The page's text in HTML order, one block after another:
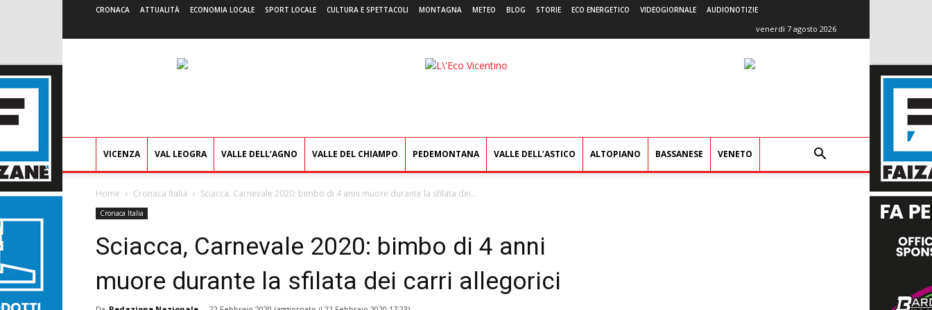
CRONACA ATTUALITÀ ECONOMIA LOCALE SPORT LOCALE CULTURA E SPETTACOLI MONTAGNA METEO BLOG STORIE ECO ENERGETICO VIDEOGIORNALE AUDIONOTIZIE
venerdì 7 agosto 2026
L'Eco
VICENZA VAL LEOGRA VALLE DELL’AGNO VALLE DEL CHIAMPO PEDEMONTANA VALLE DELL’ASTICO ALTOPIANO BASSANESE VENETO
Home Cronaca Italia Sciacca, Carnevale 2020: bimbo di 4 anni muore durante la sfilata dei...
Cronaca Italia
Sciacca, Carnevale 2020: bimbo di 4 anni
muore durante la sfilata dei carri allegorici